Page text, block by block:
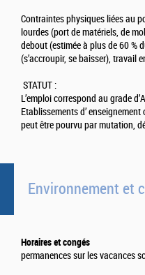
Contraintes physiques liées au
lourdes (port de matériels, de
debout (estimée à plus de 60 %
(s’accroupir, se baisser), travail
STATUT :
L’emploi correspond au grade
Etablissements d’
peut être pourvu par mutation,
Environnement et
Horaires et congés
permanences sur les vacances